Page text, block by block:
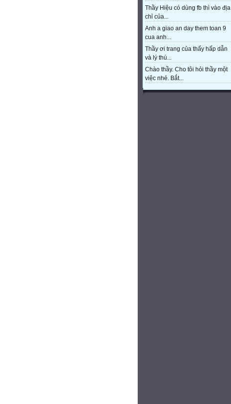
Thầy Hiệu có dùng fb thì vào địa
chỉ của...
Anh a giao an day them toan 9
cua anh...
Thầy ơi trang của thấy hấp dẫn
và lý thú...
Chào thầy. Cho tôi hỏi thầy một
việc nhé. Bắt...